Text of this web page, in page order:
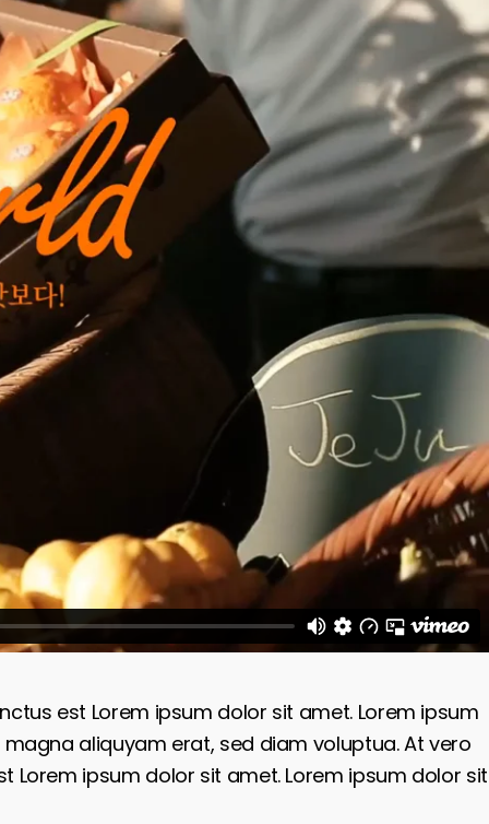
est Lorem ipsum dolor sit amet. Lorem ipsum
aliquyam erat, sed diam voluptua. At vero
ipsum dolor sit amet. Lorem ipsum dolor sit